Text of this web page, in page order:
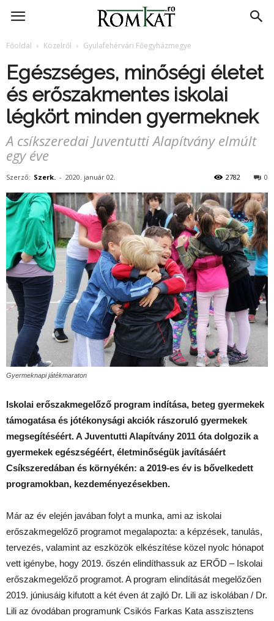
RomKat.ro
Főoldal Közelről Gyulafehérvári Főegyházmegye
Egészséges, minőségi életet
és erőszakmentes iskolai
légkört minden gyermeknek
A csíkszeredai Juventutti Alapítvány elmúlt
egy éve
Szerző: Szerk. - 2020. január 02. 0
2782
Gyermeknapi játékmaraton
Iskolai erőszakmegelőző program indítása, beteg gyermekek
támogatása és jótékonysági akciók rászoruló gyermekek
megsegítéséért. A Juventutti Alapítvány 2011 óta dolgozik a
gyermekek egészségéért, életminőségük javításáért
Csíkszeredában és környékén: a 2019-es év is bővelkedett
programokban, kezdeményezésekben.
Már az év elején javában folyt a munka, ami az iskolai
erőszakmegelőző programot megalapozta: a képzések, tanulás,
tervezés, valamint az eszközök elkészítése közel nyolc hónapot
vett igénybe, hogy 2019. őszén elindíthassuk az ERŐD – Iskolai
erőszakmegelőző programot. A program elindítását megelőzően
2019. júniusáig kifutott a két éven át zajló Dr. Lili az iskolában / Dr.
Lili az óvodában programunk Csikós Farkas Kata asszisztens